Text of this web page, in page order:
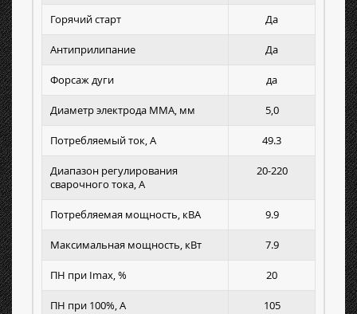
Горячий старт Да
Антиприлипание Да
Форсаж дуги да
Диаметр электрода MMA, мм 5,0
Потребляемый ток, А 49.3
Диапазон регулирования
сварочного тока, А
20-220
Потребляемая мощность, кВА 9.9
Максимальная мощность, кВт 7.9
ПН при Imax, % 20
ПН при 100%, А 105